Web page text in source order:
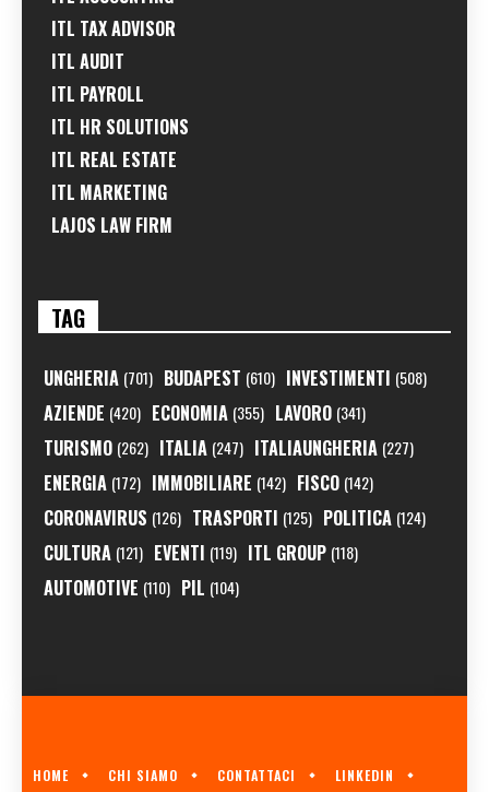
ITL TAX ADVISOR
ITL AUDIT
ITL PAYROLL
ITL HR SOLUTIONS
ITL REAL ESTATE
ITL MARKETING
LAJOS LAW FIRM
TAG
UNGHERIA (701) BUDAPEST (610) INVESTIMENTI (508)
AZIENDE (420) ECONOMIA (355) LAVORO (341)
TURISMO (262) ITALIA (247) ITALIAUNGHERIA (227)
ENERGIA (172) IMMOBILIARE (142) FISCO (142)
CORONAVIRUS (126) TRASPORTI (125) POLITICA (124)
CULTURA (121) EVENTI (119) ITL GROUP (118)
AUTOMOTIVE (110) PIL (104)
HOME CHI SIAMO CONTATTACI LINKEDIN